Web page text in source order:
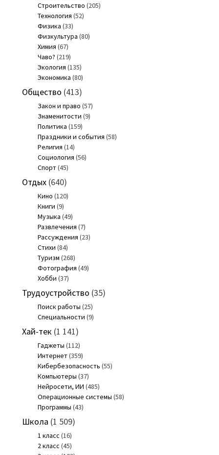
Строительство (205)
Технология (52)
Физика (33)
Физкультура (80)
Химия (67)
Чаво? (219)
Экология (135)
Экономика (80)
Общество (413)
Закон и право (57)
Знаменитости (9)
Политика (159)
Праздники и события (58)
Религия (14)
Социология (56)
Спорт(45)
Отдых(640)
Кино (120)
Книги (9)
Музыка (49)
Развлечения (7)
Рассуждения (23)
Стихи (84)
Туризм (268)
Фотография (49)
Хобби (37)
Трудоустройство (35)
Поиск работы (25)
Специальности (9)
Хай-тек (1 141)
Гаджеты (112)
Интернет(359)
Кибербезопасность (55)
Компьютеры (37)
Нейросети, ИИ (485)
Операционные системы (58)
Программы (43)
Школа (1 509)
1 класс (16)
2 класс (45)